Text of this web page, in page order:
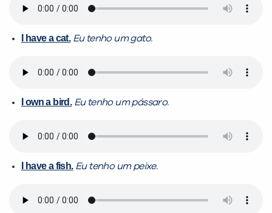
I have a cat. Eu tenho um gato.
I own a bird. Eu tenho um pássaro.
I have a fish. Eu tenho um peixe.